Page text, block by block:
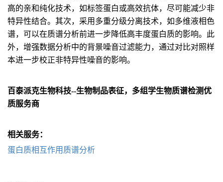
高的亲和纯化技术，如标签蛋白或高效抗体，尽可能减少非
特异性结合。其次，采用多重分级分离技术，如多维液相色
谱，可以在质谱分析前进一步降低高丰度蛋白质的影响。此
外，增强数据分析中的背景噪音过滤能力，通过对比对照样
本进一步校正非特异性噪音的影响。
百泰派克生物科技--生物制品表征，多组学生物质谱检测优
质服务商
相关服务：
蛋白质相互作用质谱分析